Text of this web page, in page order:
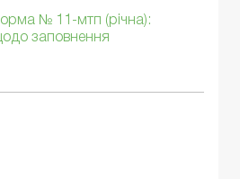
№ 11-мтп (річна):
заповнення